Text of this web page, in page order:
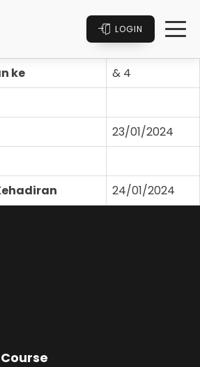
LOGIN
ke
& 4
23/01/2024
24/01/2024